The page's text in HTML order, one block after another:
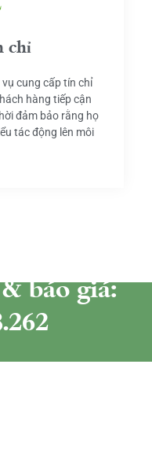
chỉ
cung cấp tín chỉ
hàng tiếp cận
đảm bảo rằng họ
tác động lên môi
báo giá: